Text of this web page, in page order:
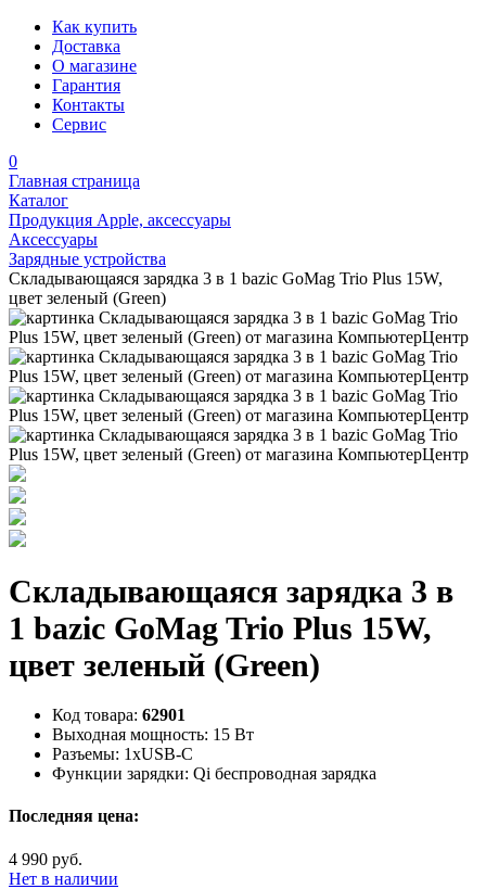
Как купить
Доставка
О магазине
Гарантия
Контакты
Сервис
0
Главная страница
Каталог
Продукция Apple, аксессуары
Аксессуары
Зарядные устройства
Складывающаяся зарядка 3 в 1 bazic GoMag Trio Plus 15W,
цвет зеленый (Green)
Складывающаяся зарядка 3 в
1 bazic GoMag Trio Plus 15W,
цвет зеленый (Green)
Код товара: 62901
Выходная мощность: 15 Вт
Разъемы: 1xUSB-C
Функции зарядки: Qi беспроводная зарядка
Последняя цена:
4 990 руб.
Нет в наличии